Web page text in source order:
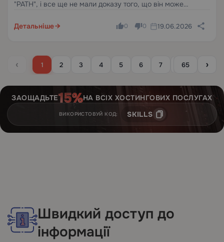
"PATH", і все ще не мали доказу того, що він може
безпечно відповідати, ви вже розумієте проблему, яку
Детальніше 0 0 19.06.2026
‹ 1 2 3 4 5 6 7 865 ›
ЗАОЩАДЬТЕ НА ВСІХ ХОСТИНГОВИХ ПОСЛУГАХ
ВИКОРИСТОВУЙ КОД: SKILLS
Швидкий доступ до
інформації